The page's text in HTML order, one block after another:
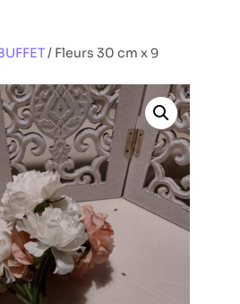
/ Fleurs 30 cm x 9